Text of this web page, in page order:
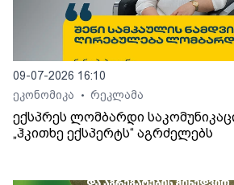
09-07-2026 16:10
ეკონომიკა
• რეკლამა
ექსპრეს ლომბარდი
„ჰკითხე ექსპერტს“ აგრძელებს